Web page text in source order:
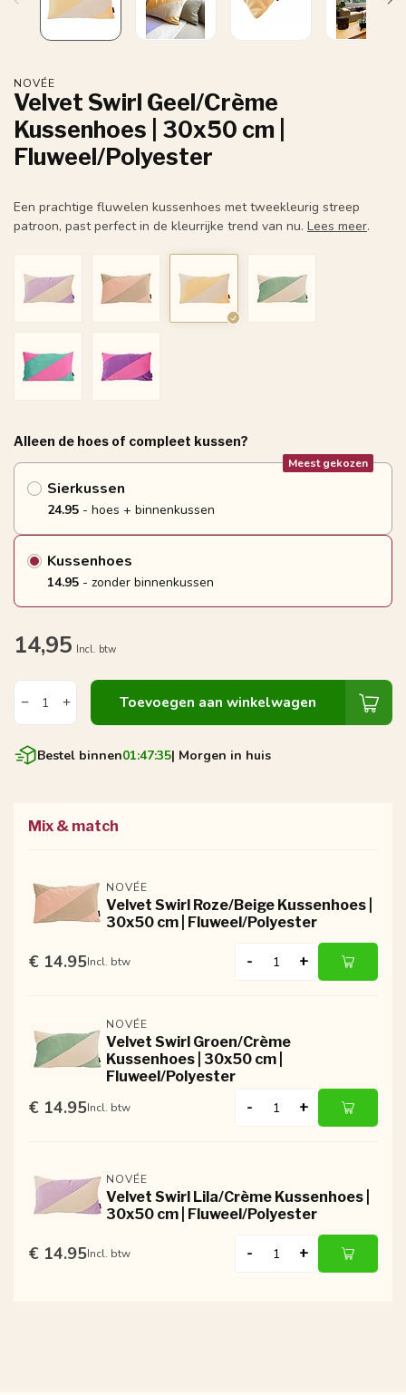
NOVÉE
Velvet Swirl Geel/Crème
Kussenhoes | 30x50 cm |
Fluweel/Polyester
Een prachtige fluwelen kussenhoes met tweekleurig streep
patroon, past perfect in de kleurrijke trend van nu. Lees meer.
Alleen de hoes of compleet kussen?
Sierkussen
Meest gekozen
24.95 - hoes + binnenkussen
Kussenhoes
14.95 - zonder binnenkussen
14,95 Incl. btw
Toevoegen aan winkelwagen
Bestel binnen01:47:35| Morgen in huis
Mix & match
NOVÉE
Velvet Swirl Roze/Beige Kussenhoes |
30x50 cm | Fluweel/Polyester
€ 14.95Incl. btw - +
NOVÉE
Velvet Swirl Groen/Crème
Kussenhoes | 30x50 cm |
Fluweel/Polyester
€ 14.95Incl. btw - +
NOVÉE
Velvet Swirl Lila/Crème Kussenhoes |
30x50 cm | Fluweel/Polyester
€ 14.95Incl. btw - +